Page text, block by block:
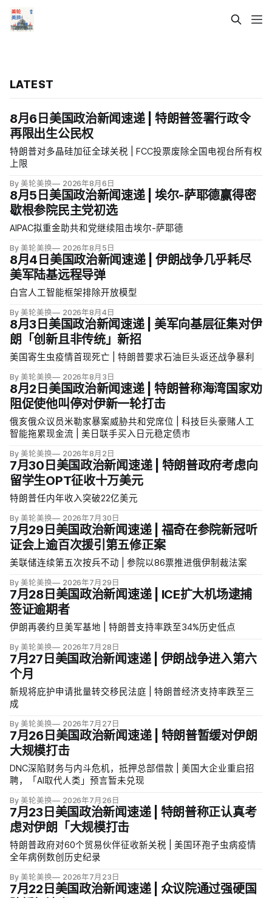
LATEST
8月6日美国政治新闻速递 | 特朗普签署行政令
再限出生公民权
特朗普对多晶硅加征全球关税 | FCC投票废除全国电视台所有权
上限
By 美轮美换 2026年8月6日
8月5日美国政治新闻速递 | 埃尔-萨耶德赢得密
歇根参院民主党初选
AIPAC拟重金助共和党继续阻击埃尔-萨耶德
By 美轮美换 2026年8月5日
8月4日美国政治新闻速递 | 伊朗战争几乎耗尽
美军陆基远程导弹
白宫人工智能框架排除开放模型
By 美轮美换 2026年8月4日
8月3日美国政治新闻速递 | 美军向基层征集对伊
朗「创新且非传统」新招
美国寄生虫疫情首现死亡 | 特朗普要求石油巨头返还战争暴利
By 美轮美换 2026年8月3日
8月2日美国政治新闻速递 | 特朗普称海湾国家劝
阻促使他叫停对伊新一轮打击
俄亥俄众议员米勒家暴案威胁共和党席位 | 科技巨头豪赌人工
智能拖累现金流 | 美日联手买入日元稳定债市
By 美轮美换 2026年8月2日
7月30日美国政治新闻速递 | 特朗普政府考虑向
留学生OPT征收十万美元
特朗普任内年收入突破22亿美元
By 美轮美换 2026年7月30日
7月29日美国政治新闻速递 | 福奇在参院新冠听
证会上逾百次援引第五修正案
美联储连续第五次按兵不动 | 参院以86票推进俄伊制裁法案
By 美轮美换 2026年7月29日
7月28日美国政治新闻速递 | ICE扩大机场逮捕
签证逾期者
伊朗再袭约旦美军基地 | 特朗普支持率跌至34%历史低点
By 美轮美换 2026年7月28日
7月27日美国政治新闻速递 | 伊朗战争进入第六
个月
新规将庇护申请批量转交移民法庭 | 特朗普经济支持率跌至三
成
By 美轮美换 2026年7月27日
7月26日美国政治新闻速递 | 特朗普暂缓对伊朗
大规模打击
DNC深陷财务与内斗危机，抵押总部借款 | 美国大企业重启招
聘，「AI取代人类」预言暂未兑现
By 美轮美换 2026年7月26日
7月23日美国政治新闻速递 | 特朗普称正认真考
虑对伊朗「大规模打击
特朗普政府对60个贸易伙伴征收新关税 | 美国环孢子虫病疫情
全年病例数创历史纪录
By 美轮美换 2026年7月23日
7月22日美国政治新闻速递 | 众议院通过强硬国